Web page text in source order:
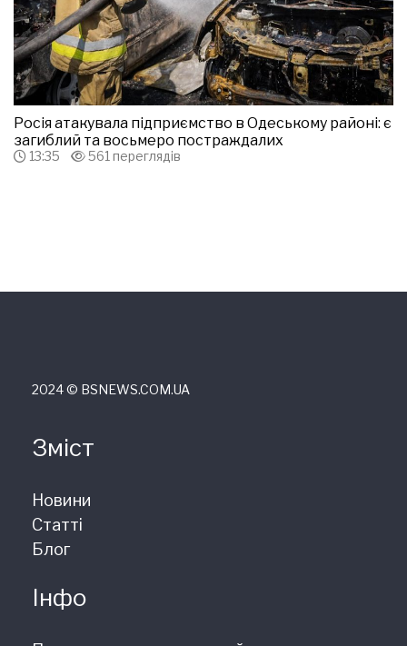
Росія атакувала підприємство в Одеському районі: є
загиблий та восьмеро постраждалих
13:35 561 переглядів
2024 © ВSNEWS.COM.UA
Зміст
Новини
Статті
Блог
Інфо